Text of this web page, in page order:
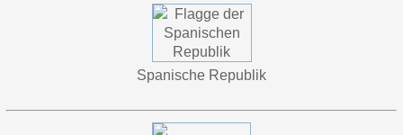
Spanische Republik